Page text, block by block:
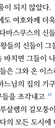
이 되지 않았다.
도 여호와께 더
마스쿠스의 신들
들의 신들이
바치면 그들이
은 그와 온 이
느님의 집의 기
을 조각내고 ㅁ
살렘의 길모퉁
의 모든 도시에